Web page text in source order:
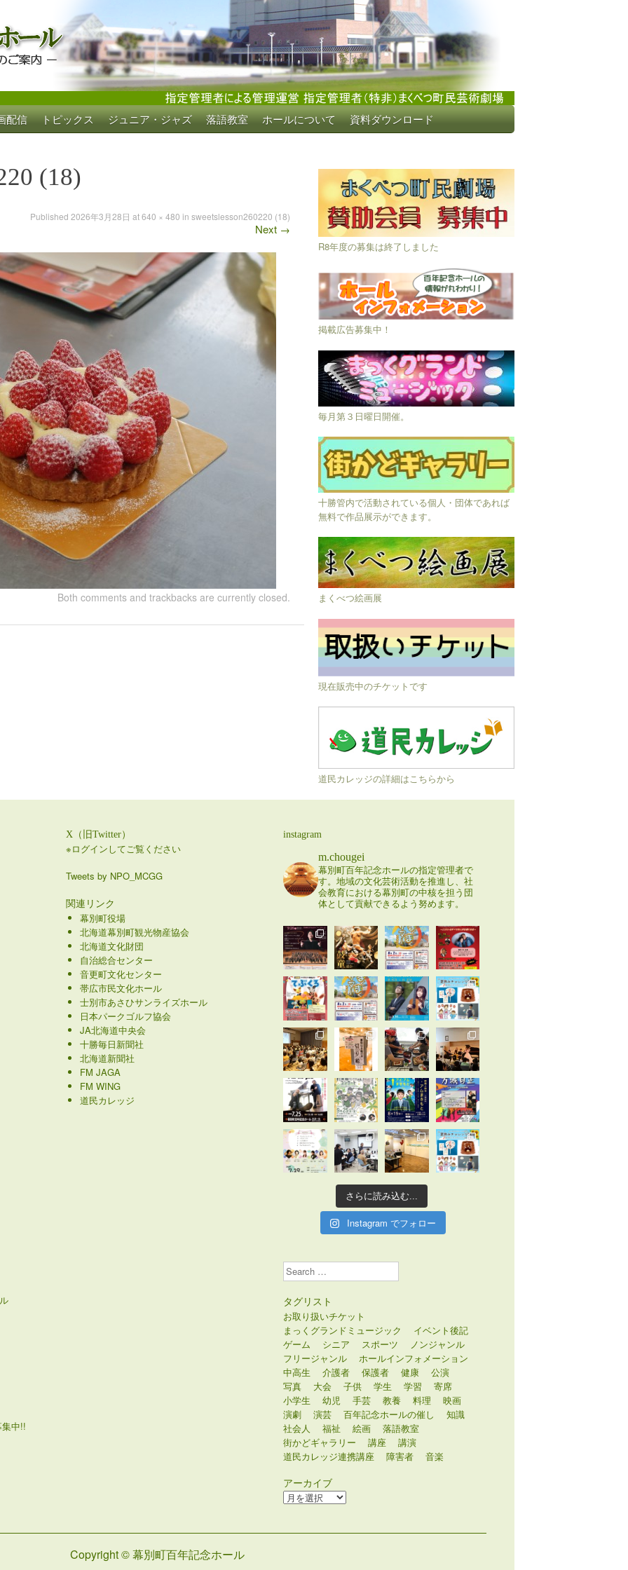
ール
配信 トピックス ジュニア・ジャズ 落語教室 ホールについて 資料ダウンロード
(18)
Published 2026年3月28日 at640 × 480 in sweetslesson260220 (18)
Next →
Both comments and trackbacks are currently closed.
R8年度の募集は終了しました
掲載広告募集中！
毎月第３日曜日開催。
十勝管内で活動されている個人・団体であれば
無料で作品展示ができます。
まくべつ絵画展
現在販売中のチケットです
道民カレッジの詳細はこちらから
中!!
X（旧Twitter）
※ログインしてご覧ください
Tweets by NPO_MCGG
関連リンク
幕別町役場
北海道幕別町観光物産協会
北海道文化財団
自治総合センター
音更町文化センター
帯広市民文化ホール
士別市あさひサンライズホール
日本パークゴルフ協会
JA北海道中央会
十勝毎日新聞社
北海道新聞社
FM JAGA
FM WING
道民カレッジ
instagram
m.chougei
幕別町百年記念ホールの指定管理者で
す。地域の文化芸術活動を推進し、社
会教育における幕別町の中核を担う団
体として貢献できるよう努めます。
さらに読み込む...
Instagram でフォロー
Search
タグリスト
お取り扱いチケット
まっくグランドミュージック
イベント後記
ゲーム
シニア スポーツ
ノンジャンル
フリージャンル
ホールインフォメーション
中高生
介護者 保護者 健康
公演
写真
大会 子供 学生 学習
寄席
小学生
幼児 手芸 教養 料理
映画
演劇
演芸 百年記念ホールの催し
知識
社会人
福祉 絵画
落語教室
街かどギャラリー
講座
講演
道民カレッジ連携講座
障害者 音楽
アーカイブ
ア
Copyright © 幕別町百年記念ホール